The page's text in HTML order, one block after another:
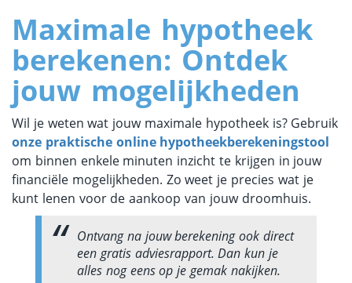
Maximale hypotheek
berekenen: Ontdek
jouw mogelijkheden
Wil je weten wat jouw maximale hypotheek is? Gebruik
onze praktische online hypotheekberekeningstool
om binnen enkele minuten inzicht te krijgen in jouw
financiële mogelijkheden. Zo weet je precies wat je
kunt lenen voor de aankoop van jouw droomhuis.
Ontvang na jouw berekening ook direct
een gratis adviesrapport. Dan kun je
alles nog eens op je gemak nakijken.